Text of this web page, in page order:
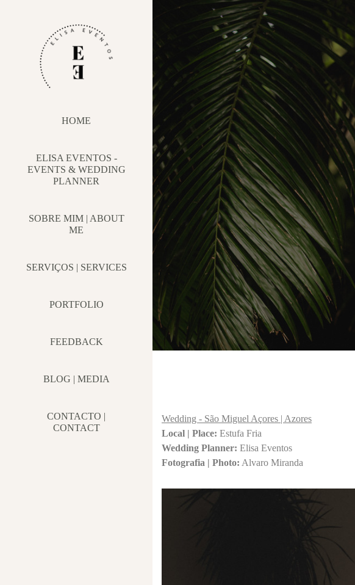
HOME
ELISA EVENTOS -
EVENTS & WEDDING
PLANNER
SOBRE MIM | ABOUT
ME
SERVIÇOS | SERVICES
PORTFOLIO
FEEDBACK
BLOG | MEDIA
CONTACTO |
CONTACT
Wedding - São Miguel Açores | Azores
Local | Place: Estufa Fria
Wedding Planner: Elisa Eventos
Fotografia | Photo: Alvaro Miranda